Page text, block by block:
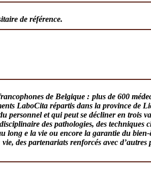
de référence.
de Belgique : plus de 600
LaboCita répartis dans la province de
personnel et qui peut se décliner en trois
des pathologies, des techniques
e la vie ou encore la garantie du bien-
des partenariats renforcés avec